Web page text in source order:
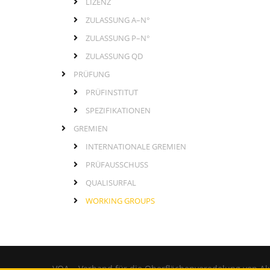
ZULASSUNG A–N°
ZULASSUNG P–N°
ZULASSUNG QD
PRÜFUNG
PRÜFINSTITUT
SPEZIFIKATIONEN
GREMIEN
INTERNATIONALE GREMIEN
PRÜFAUSSCHUSS
QUALISURFAL
WORKING GROUPS